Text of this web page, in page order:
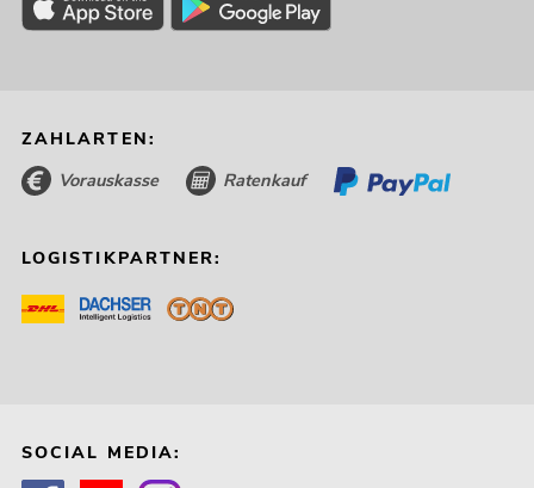
ZAHLARTEN:
Vorauskasse Ratenkauf
LOGISTIKPARTNER:
SOCIAL MEDIA: